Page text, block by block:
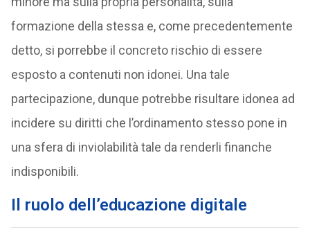
formazione della stessa e, come precedentemente
detto, si porrebbe il concreto rischio di essere
esposto a contenuti non idonei. Una tale
partecipazione, dunque potrebbe risultare idonea ad
incidere su diritti che l’ordinamento stesso pone in
una sfera di inviolabilità tale da renderli finanche
indisponibili.
Il ruolo dell’educazione digitale